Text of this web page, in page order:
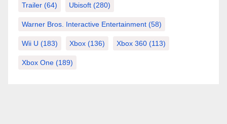
Trailer (64) Ubisoft (280)
Warner Bros. Interactive Entertainment (58)
Wii U (183) Xbox (136) Xbox 360 (113)
Xbox One (189)